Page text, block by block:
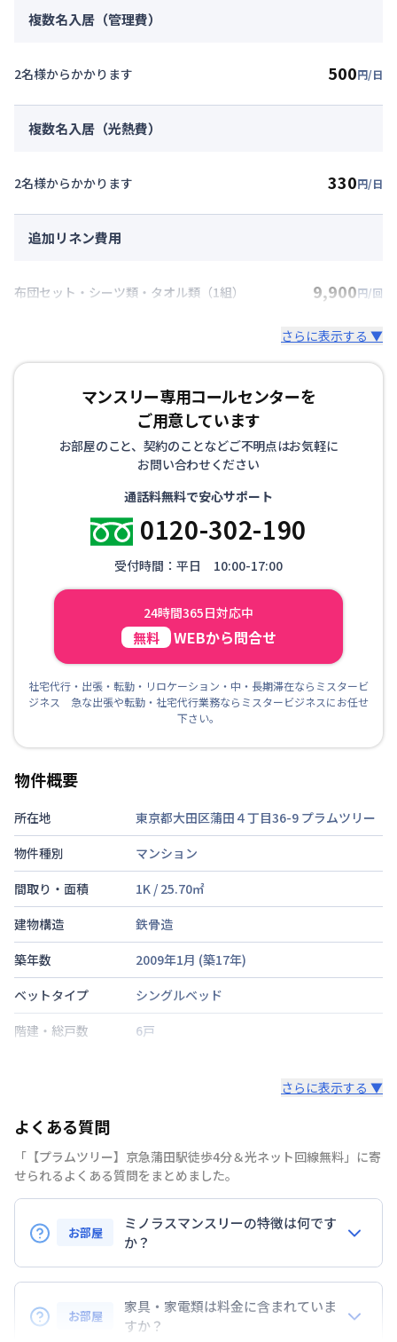
複数名入居（管理費）
2名様からかかります 500円/日
複数名入居（光熱費）
2名様からかかります 330円/日
追加リネン費用
布団セット・シーツ類・タオル類（1組） 9,900円/回
さらに表示する ▼
マンスリー専用コールセンターを
ご用意しています
お部屋のこと、契約のことなどご不明点はお気軽に
お問い合わせください
通話料無料で安心サポート
0120-302-190
受付時間：平日 10:00-17:00
24時間365日対応中
無料 WEBから問合せ
社宅代行・出張・転勤・リロケーション・中・長期滞在ならミスタービ
ジネス 急な出張や転勤・社宅代行業務ならミスタービジネスにお任せ
下さい。
物件概要
所在地 東京都大田区蒲田４丁目36-9 プラムツリー
物件種別
マンション
間取り・面積
1K / 25.70㎡
建物構造
鉄骨造
築年数
2009年1月 (築17年)
ベットタイプ
シングルベッド
階建・総戸数
6戸
禁煙・喫煙
交通 京浜急行電鉄本線
定員
2名
駐車場
情報更新日 2026年7月24日
さらに表示する ▼
よくある質問
「【プラムツリー】京急蒲田駅徒歩4分＆光ネット回線無料」に寄
せられるよくある質問をまとめました。
お部屋
ミノラスマンスリーの特徴は何です
か？
『敷金』『礼金』などの初期費用は無し！
コスト削減に◎
お部屋
家具・家電類は料金に含まれていま
すか？